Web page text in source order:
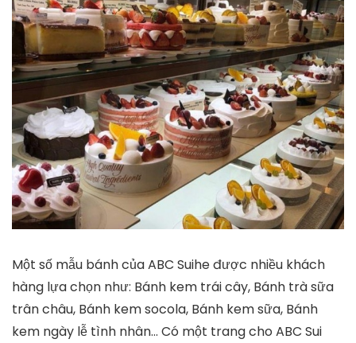
Một số mẫu bánh của ABC Suihe được nhiều khách
hàng lựa chọn như: Bánh kem trái cây, Bánh trà sữa
trân châu, Bánh kem socola, Bánh kem sữa, Bánh
kem ngày lễ tình nhân… Có một trang cho ABC Sui